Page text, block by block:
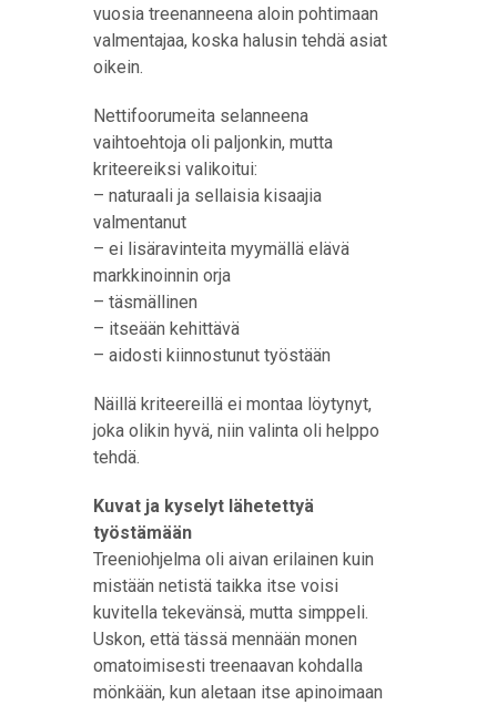
vuosia treenanneena aloin pohtimaan
valmentajaa, koska halusin tehdä asiat
oikein.
Nettifoorumeita selanneena
vaihtoehtoja oli paljonkin, mutta
kriteereiksi valikoitui:
– naturaali ja sellaisia kisaajia
valmentanut
– ei lisäravinteita myymällä elävä
markkinoinnin orja
– täsmällinen
– itseään kehittävä
– aidosti kiinnostunut työstään
Näillä kriteereillä ei montaa löytynyt,
joka olikin hyvä, niin valinta oli helppo
tehdä.
Kuvat ja kyselyt lähetettyä
työstämään
Treeniohjelma oli aivan erilainen kuin
mistään netistä taikka itse voisi
kuvitella tekevänsä, mutta simppeli.
Uskon, että tässä mennään monen
omatoimisesti treenaavan kohdalla
mönkään, kun aletaan itse apinoimaan